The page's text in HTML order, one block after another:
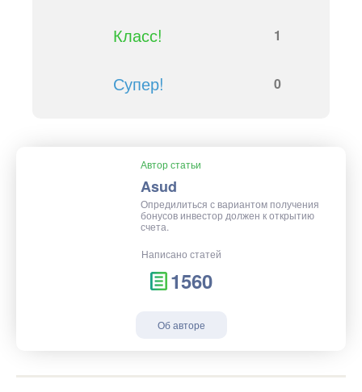
Класс! 1
Супер! 0
Автор статьи
Asud
Опредилиться с вариантом получения
бонусов инвестор должен к открытию
счета.
Написано статей
1560
Об авторе